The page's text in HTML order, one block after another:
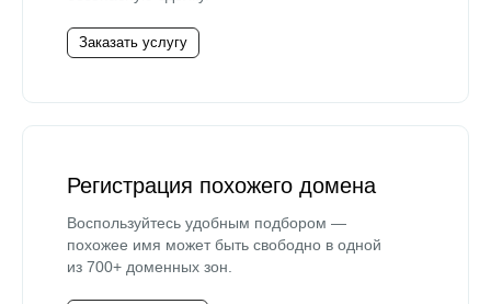
Заказать услугу
Регистрация похожего домена
Воспользуйтесь удобным подбором —
похожее имя может быть свободно в одной
из 700+ доменных зон.